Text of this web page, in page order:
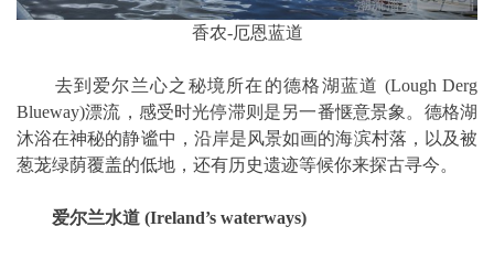
香农-厄恩蓝道
去到爱尔兰心之秘境所在的德格湖蓝道 (Lough Derg
Blueway)漂流，感受时光停滞则是另一番惬意景象。德格湖
沐浴在神秘的静谧中，沿岸是风景如画的海滨村落，以及被
葱茏绿荫覆盖的低地，还有历史遗迹等候你来探古寻今。
爱尔兰水道 (Ireland’s waterways)